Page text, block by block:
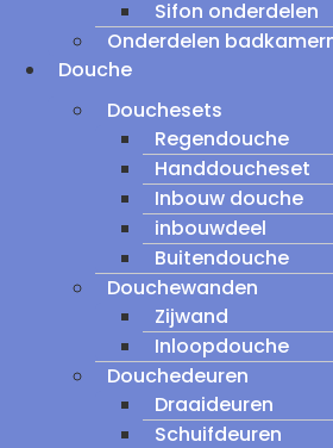
Sifon onderdelen
Onderdelen
Douche
Douchesets
Regendouche
Handdoucheset
Inbouw douche
inbouwdeel
Buitendouche
Douchewanden
Zijwand
Inloopdouche
Douchedeuren
Draaideuren
Schuifdeuren